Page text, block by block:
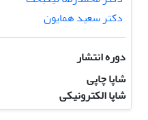
دکتر سعید همایون
دوره انتشار
شاپا چاپی
شاپا الکترونیکی